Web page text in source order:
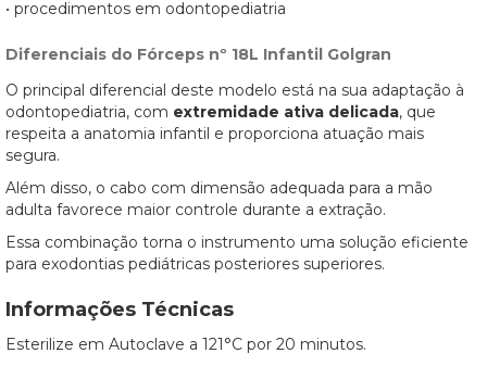
• procedimentos em odontopediatria
Diferenciais do Fórceps nº 18L Infantil Golgran
O principal diferencial deste modelo está na sua adaptação à
odontopediatria, com extremidade ativa delicada, que
respeita a anatomia infantil e proporciona atuação mais
segura.
Além disso, o cabo com dimensão adequada para a mão
adulta favorece maior controle durante a extração.
Essa combinação torna o instrumento uma solução eficiente
para exodontias pediátricas posteriores superiores.
Informações Técnicas
Esterilize em Autoclave a 121°C por 20 minutos.